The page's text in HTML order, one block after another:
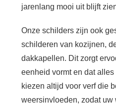
jarenlang mooi uit blijft
Onze schilders zijn ook
schilderen van kozijnen,
dakkapellen. Dit zorgt
eenheid vormt en dat
kiezen altijd voor verf die
weersinvloeden, zodat uw